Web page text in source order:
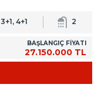
3+1, 4+1 2
BAŞLANGIÇ FİYATI
27.150.000 TL